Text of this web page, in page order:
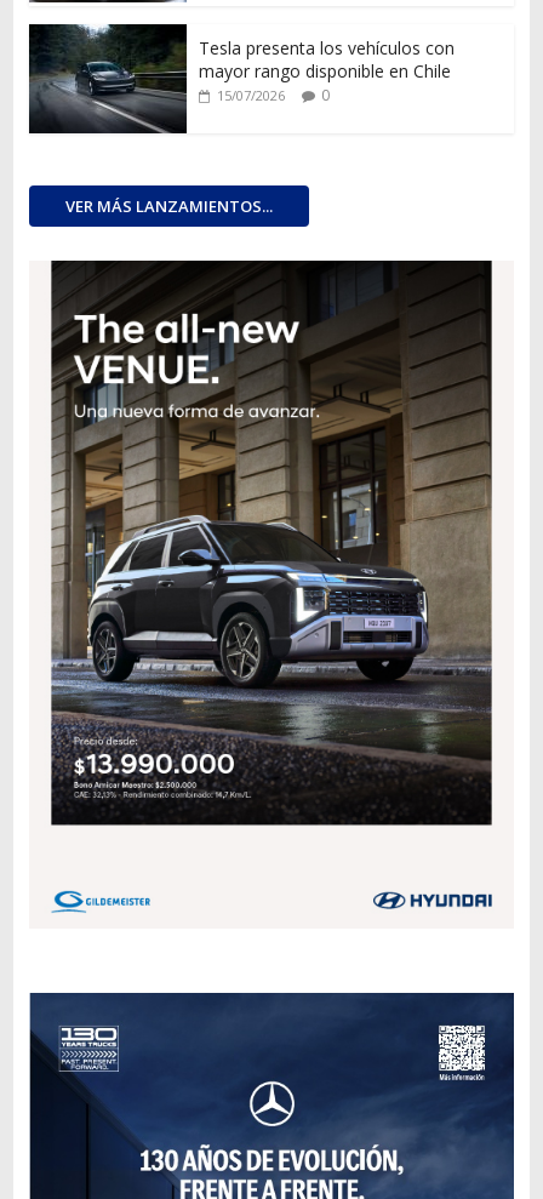
Tesla presenta los vehículos con
mayor rango disponible en Chile
15/07/2026 0
VER MÁS LANZAMIENTOS...